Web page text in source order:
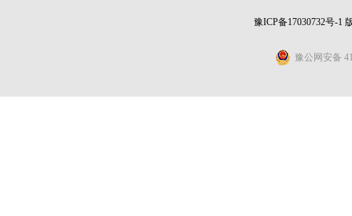
豫ICP备17030732号-1
豫公网安备